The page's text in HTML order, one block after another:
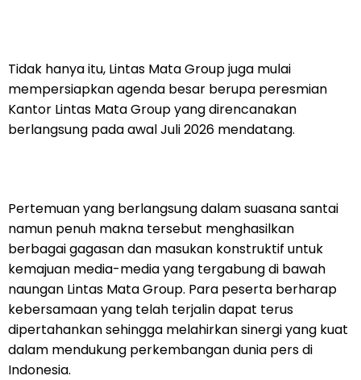
Tidak hanya itu, Lintas Mata Group juga mulai
mempersiapkan agenda besar berupa peresmian
Kantor Lintas Mata Group yang direncanakan
berlangsung pada awal Juli 2026 mendatang.
Pertemuan yang berlangsung dalam suasana santai
namun penuh makna tersebut menghasilkan
berbagai gagasan dan masukan konstruktif untuk
kemajuan media-media yang tergabung di bawah
naungan Lintas Mata Group. Para peserta berharap
kebersamaan yang telah terjalin dapat terus
dipertahankan sehingga melahirkan sinergi yang kuat
dalam mendukung perkembangan dunia pers di
Indonesia.